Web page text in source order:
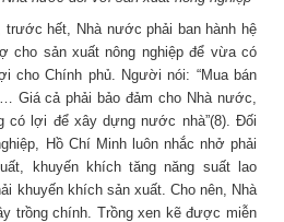
trước hết, Nhà nước phải ban hành hệ
cho sản xuất nông nghiệp để vừa có
cho Chính phủ. Người nói: “Mua bán
Giá cả phải bảo đảm cho Nhà nước,
có lợi để xây dựng nước nhà”(8). Đối
Hồ Chí Minh luôn nhắc nhở phải
khuyến khích tăng năng suất lao
khuyến khích sản xuất. Cho nên, Nhà
trồng chính. Trồng xen kẽ được miễn